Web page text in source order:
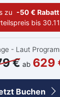
zu -50 € Rabatt
bis
- Laut
€ ab 629
Buchen